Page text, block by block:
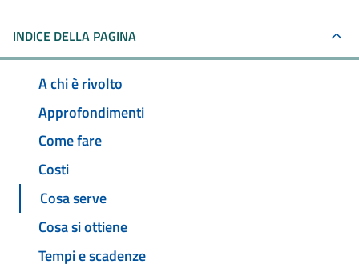
INDICE DELLA PAGINA
A chi è rivolto
Approfondimenti
Come fare
Costi
Cosa serve
Cosa si ottiene
Tempi e scadenze